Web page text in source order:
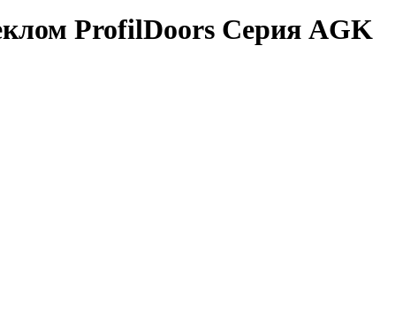
ProfilDoors Серия AGK